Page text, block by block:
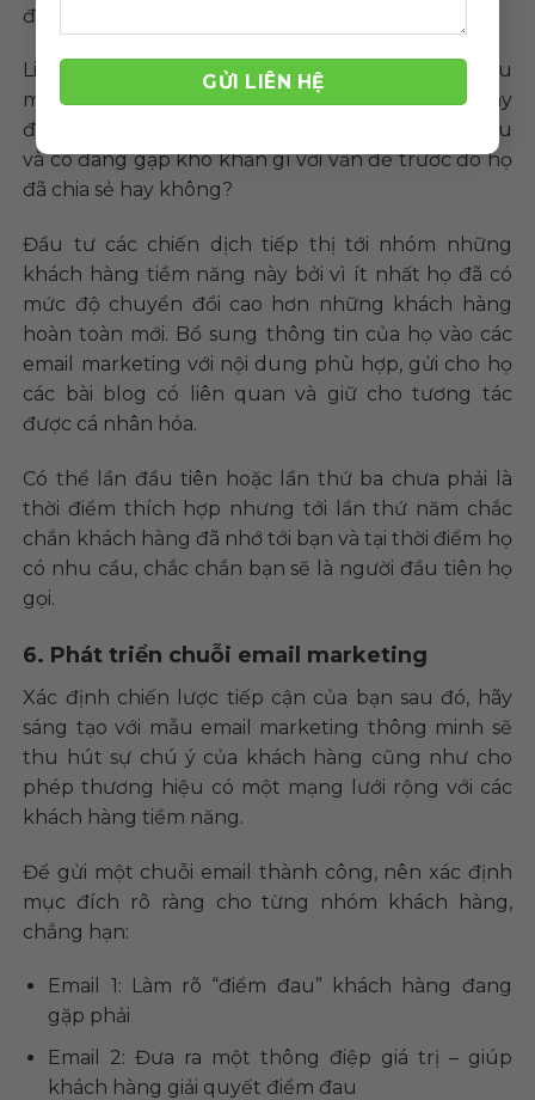
điểm này họ chưa có nhu cầu mua.
Liên hệ lại những khách hàng tiềm năng này sau
mỗi 2 tháng và hỏi xem các ưu tiên của họ đã thay
đổi như thế nào, liệu họ có thay đổi gì về nhu cầu
và có đang gặp khó khăn gì với vấn đề trước đó họ
đã chia sẻ hay không?
Đầu tư các chiến dịch tiếp thị tới nhóm những
khách hàng tiềm năng này bởi vì ít nhất họ đã có
mức độ chuyển đổi cao hơn những khách hàng
hoàn toàn mới. Bổ sung thông tin của họ vào các
email marketing với nội dung phù hợp, gửi cho họ
các bài blog có liên quan và giữ cho tương tác
được cá nhân hóa.
Có thể lần đầu tiên hoặc lần thứ ba chưa phải là
thời điểm thích hợp nhưng tới lần thứ năm chắc
chắn khách hàng đã nhớ tới bạn và tại thời điểm họ
có nhu cầu, chắc chắn bạn sẽ là người đầu tiên họ
gọi.
6. Phát triển chuỗi email marketing
Xác định chiến lược tiếp cận của bạn sau đó, hãy
sáng tạo với mẫu email marketing thông minh sẽ
thu hút sự chú ý của khách hàng cũng như cho
phép thương hiệu có một mạng lưới rộng với các
khách hàng tiềm năng.
Để gửi một chuỗi email thành công, nên xác định
mục đích rõ ràng cho từng nhóm khách hàng,
chẳng hạn:
Email 1: Làm rõ “điểm đau” khách hàng đang
gặp phải
Email 2: Đưa ra một thông điệp giá trị – giúp
khách hàng giải quyết điểm đau